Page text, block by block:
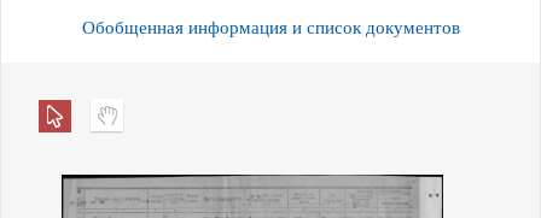
Обобщенная информация и список документов